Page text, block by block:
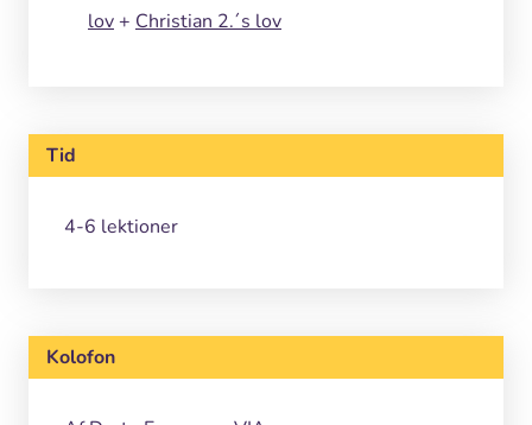
lov+ Christian 2.´s lov
Tid
4-6 lektioner
Kolofon